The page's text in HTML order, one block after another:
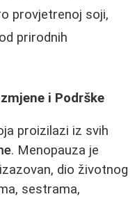
provjetrenoj soji,
prirodnih
i Podrške
proizilazi iz svih
. Menopauza je
dio životnog
sestrama,